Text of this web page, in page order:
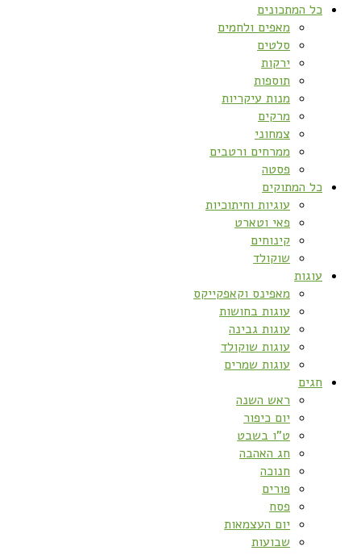
כל המתכונים
מאפים ולחמים
סלטים
ירקות
תוספות
מנות עיקריות
מרקים
צמחוני
ממרחים ורטבים
פסטה
כל המתוקים
עוגיות וחיתוכיות
פאי וטארט
קינוחים
שוקולד
עוגות
מאפינס וקאפקייקס
עוגות בחושות
עוגות גבינה
עוגות שוקולד
עוגות שמרים
חגים
ראש השנה
יום כיפור
ט”ו בשבט
חג האהבה
חנוכה
פורים
פסח
יום העצמאות
שבועות